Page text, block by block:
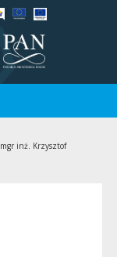
mgr inż. Krzysztof